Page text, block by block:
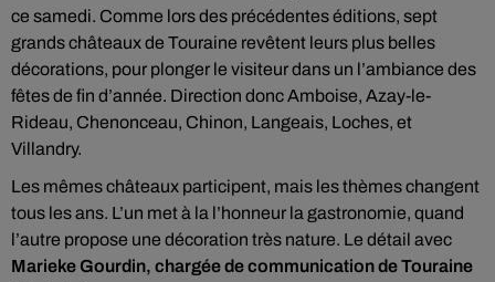
ce samedi. Comme lors des précédentes éditions, sept
grands châteaux de Touraine revêtent leurs plus belles
décorations, pour plonger le visiteur dans un l’ambiance des
fêtes de fin d’année. Direction donc Amboise, Azay-le-
Rideau, Chenonceau, Chinon, Langeais, Loches, et
Villandry.
Les mêmes châteaux participent, mais les thèmes changent
tous les ans. L’un met à la l’honneur la gastronomie, quand
l’autre propose une décoration très nature. Le détail avec
Marieke Gourdin, chargée de communication de Touraine